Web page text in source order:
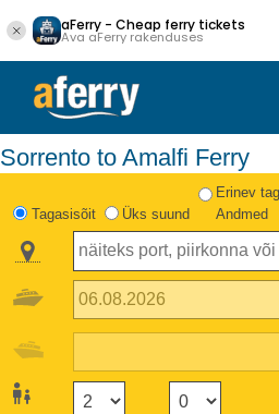
aFerry - Cheap ferry tickets
Ava aFerry rakenduses
Sorrento to Amalfi Ferry
Tagasisõit Üks suund
Erinev
Andmed